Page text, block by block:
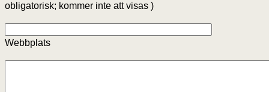
obligatorisk; kommer inte att visas )
Webbplats